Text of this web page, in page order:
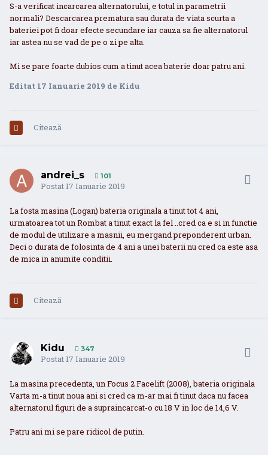
S-a verificat incarcarea alternatorului, e totul in parametrii
normali? Descarcarea prematura sau durata de viata scurta a
bateriei pot fi doar efecte secundare iar cauza sa fie alternatorul
iar astea nu se vad de pe o zi pe alta.
Mi se pare foarte dubios cum a tinut acea baterie doar patru ani.
Editat 17 Ianuarie 2019 de Kidu
Citează
andrei_s 101
Postat17 Ianuarie 2019
La fosta masina (Logan) bateria originala a tinut tot 4 ani,
urmatoarea tot un Rombat a tinut exact la fel ..cred ca e si in functie
de modul de utilizare a masnii, eu mergand preponderent urban.
Deci o durata de folosinta de 4 ani a unei baterii nu cred ca este asa
de mica in anumite conditii.
Citează
Kidu 347
Postat17 Ianuarie 2019
La masina precedenta, un Focus 2 Facelift (2008), bateria originala
Varta m-a tinut noua ani si cred ca m-ar mai fi tinut daca nu facea
alternatorul figuri de a supraincarcat-o cu 18 V in loc de 14,6 V.
Patru ani mi se pare ridicol de putin.